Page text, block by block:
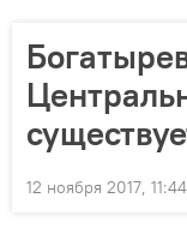
12 ноября 2017, 11:44